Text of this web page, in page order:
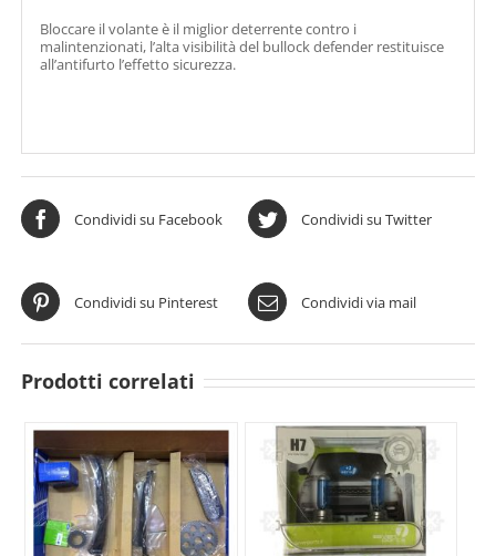
Bloccare il volante è il miglior deterrente contro i
malintenzionati, l’alta visibilità del bullock defender restituisce
all’antifurto l’effetto sicurezza.
Condividi su Facebook Condividi su Twitter
Condividi su Pinterest Condividi via mail
Prodotti correlati